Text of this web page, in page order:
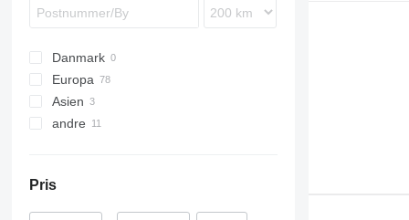
Danmark
Europa
Tyskland
Litauen
Asien
Tyrkiet
andre
Pris